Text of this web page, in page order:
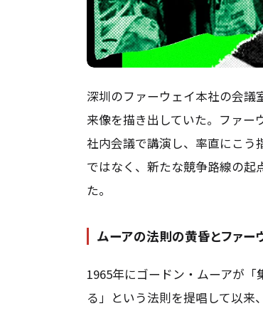
深圳のファーウェイ本社の会議
来像を描き出していた。ファー
社内会議で講演し、率直にこう
ではなく、新たな競争路線の
た。
ムーアの法則の黄昏とファー
1965年にゴードン・ムーアが
る」という法則を提唱して以来